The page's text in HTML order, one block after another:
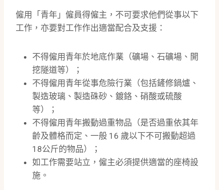
僱用「青年」僱員得僱主，不可要求他們從事以下
工作，亦要對工作作出適當配合及支援：
不得僱用青年於地底作業（礦場、石礦場、開
挖隧道等）；
不得僱用青年從事危險行業（包括鏟修鍋爐、
製造玻璃、製造硃砂、鍍鉻、硝酸或硫酸
等）；
不得僱用青年搬動過重物品（是否過重依其年
齡及體格而定、一般 16 歲以下不可搬動超過
18公斤的物品）；
如工作需要站立，僱主必須提供適當的座椅設
施。